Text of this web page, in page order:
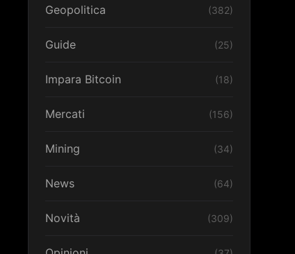
Geopolitica (382)
Guide (25)
Impara Bitcoin (18)
Mercati (156)
Mining (34)
News (64)
Novità (309)